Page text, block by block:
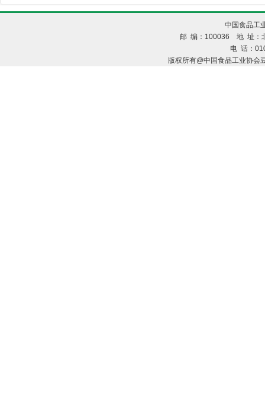
中国食品工
邮 编：100036 地 址：
电 话：
版权所有@中国食品工业协